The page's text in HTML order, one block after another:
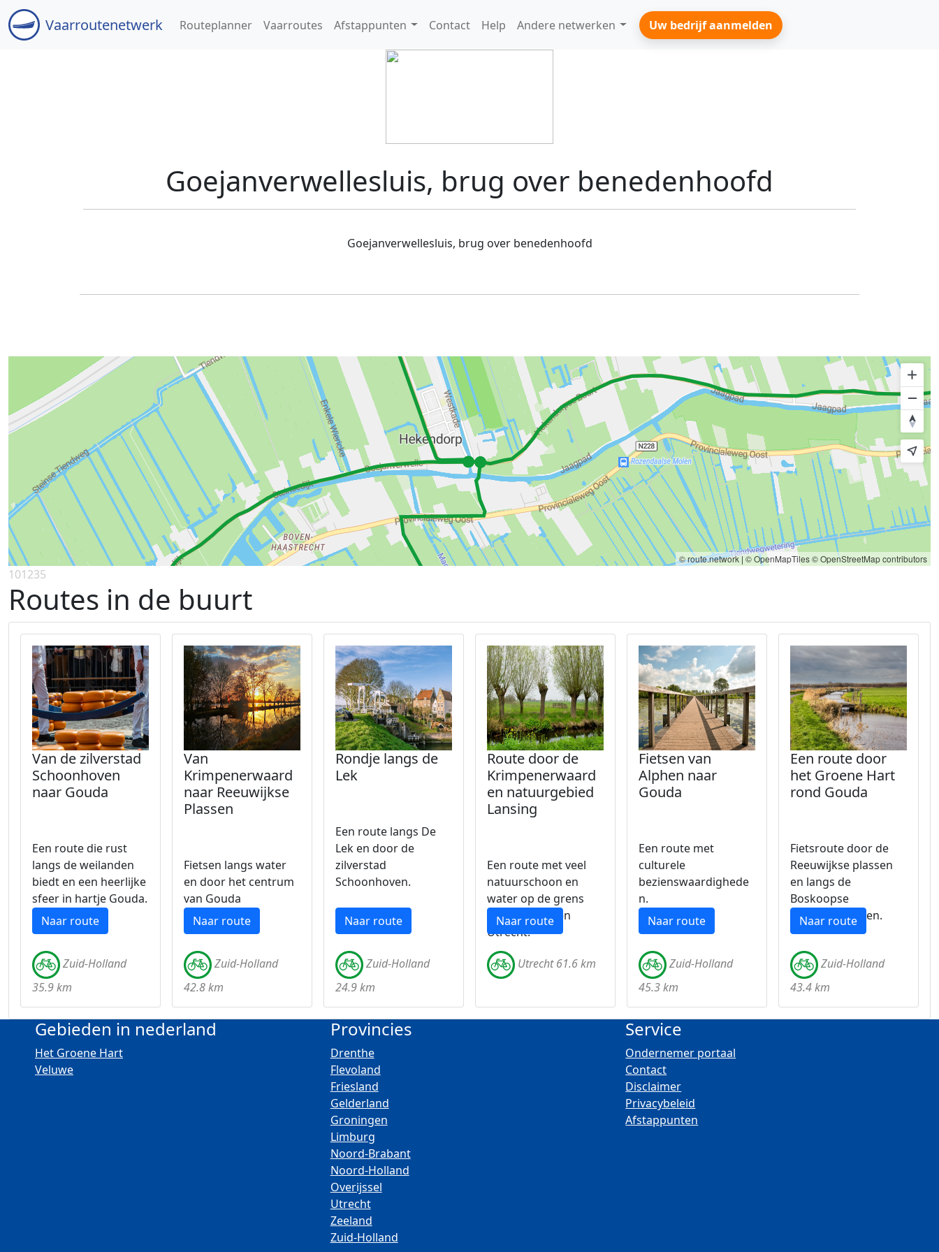
Vaarroutenetwerk Routeplanner Vaarroutes Afstappunten Contact Help Andere netwerken Uw bedrijf aanmelden
Goejanverwellesluis, brug over benedenhoofd
Goejanverwellesluis, brug over benedenhoofd
© route.network|© OpenMapTiles© OpenStreetMap contributors
101235
Routes in de buurt
Van de zilverstad
Schoonhoven
naar Gouda
Een route die rust
langs de weilanden
biedt en een heerlijke
sfeer in hartje Gouda.
Naar route
Zuid-Holland
35.9 km
Van
Krimpenerwaard
naar Reeuwijkse
Plassen
Fietsen langs water
en door het centrum
van Gouda
Naar route
Zuid-Holland
42.8 km
Rondje langs de
Lek
Een route langs De
Lek en door de
zilverstad
Schoonhoven.
Naar route
Zuid-Holland
24.9 km
Route door de
Krimpenerwaard
en natuurgebied
Lansing
Een route met veel
natuurschoon en
water op de grens
Zuid-Holland en
Utrecht.
Naar route
Utrecht 61.6 km
Fietsen van
Alphen naar
Gouda
Een route met
culturele
bezienswaardighede
n.
Naar route
Zuid-Holland
45.3 km
Een route door
het Groene Hart
rond Gouda
Fietsroute door de
Reeuwijkse plassen
en langs de
Boskoopse
boomkwekerijen.
Naar route
Zuid-Holland
43.4 km
Gebieden in nederland
Het Groene Hart
Veluwe
Provincies
Drenthe
Flevoland
Friesland
Gelderland
Groningen
Limburg
Noord-Brabant
Noord-Holland
Overijssel
Utrecht
Zeeland
Zuid-Holland
Service
Ondernemer portaal
Contact
Disclaimer
Privacybeleid
Afstappunten